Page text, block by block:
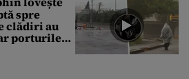
spre
clădiri au
porturile